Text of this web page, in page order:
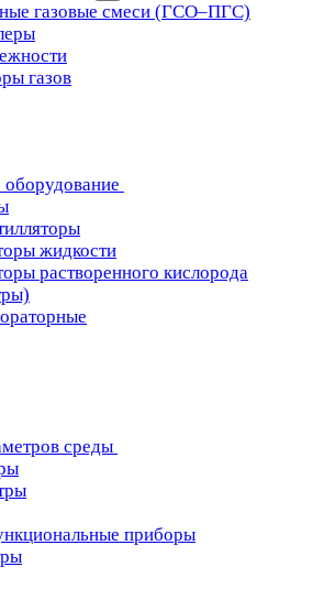
газовые смеси (ГСО–ПГС)
газов
жидкости
растворенного кислорода
среды
приборы